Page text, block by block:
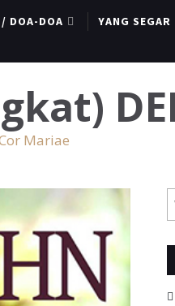
/ DOA-DOA YANG
Mariae